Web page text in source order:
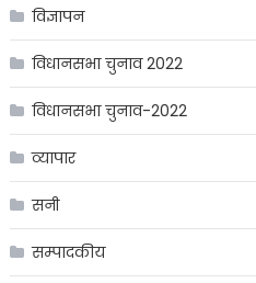
विज्ञापन
विधानसभा चुनाव 2022
विधानसभा चुनाव-2022
व्यापार
सनी
सम्पादकीय